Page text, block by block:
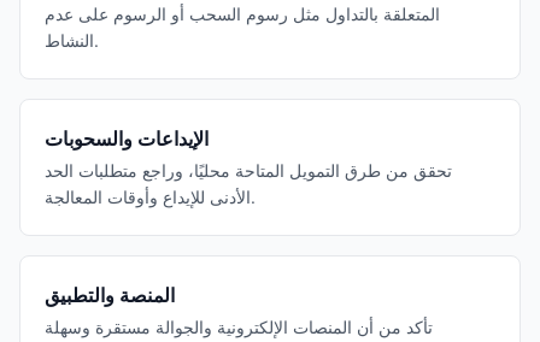
المتعلقة بالتداول مثل رسوم السحب أو الرسوم على عدم
النشاط.
الإيداعات والسحوبات
تحقق من طرق التمويل المتاحة محليًا، وراجع متطلبات الحد
الأدنى للإيداع وأوقات المعالجة.
المنصة والتطبيق
تأكد من أن المنصات الإلكترونية والجوالة مستقرة وسهلة